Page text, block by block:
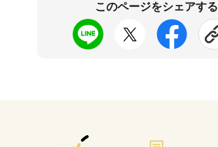
このページをシェアする